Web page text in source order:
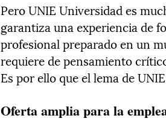
Pero UNIE Universidad es
garantiza una experiencia de
profesional preparado en un
requiere de pensamiento
Es por ello que el lema de
Oferta amplia para la